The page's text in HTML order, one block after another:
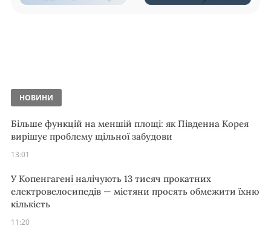
НОВИНИ
Більше функцій на меншій площі: як Південна Корея
вирішує проблему щільної забудови
13:01
У Копенгагені налічують 13 тисяч прокатних
електровелосипедів — містяни просять обмежити їхню
кількість
11:20